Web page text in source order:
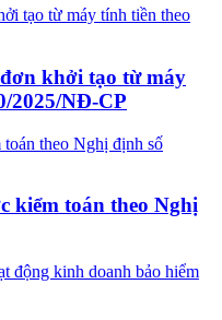
khởi tạo từ máy
2025/NĐ-CP
kiểm toán theo Nghị